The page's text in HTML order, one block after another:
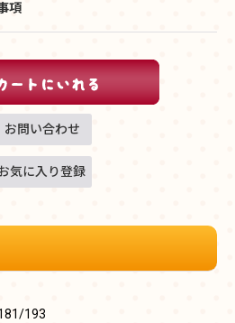
項
お問い合わせ
気に入り登録
193